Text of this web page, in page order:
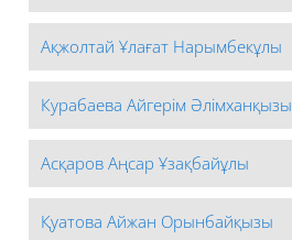
Ақжолтай Ұлағат Нарымбекұлы
Курабаева Айгерім Әлімханқызы
Асқаров Аңсар Ұзақбайұлы
Қуатова Айжан Орынбайқызы